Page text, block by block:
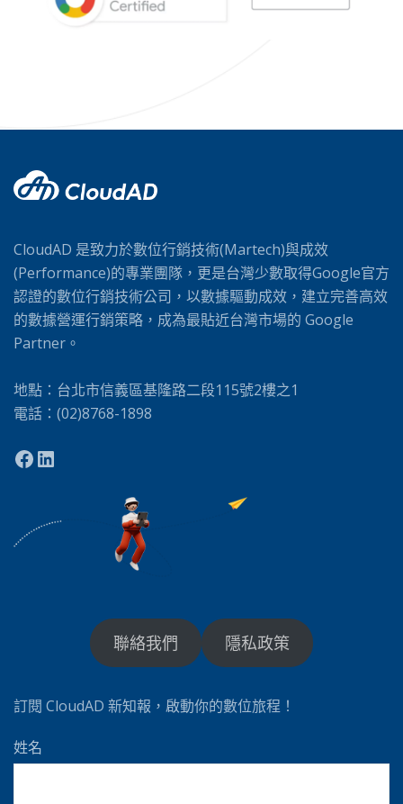
CloudAD 是致力於數位行銷技術(Martech)與成效
(Performance)的專業團隊，更是台灣少數取得Google官方
認證的數位行銷技術公司，以數據驅動成效，建立完善高效
的數據營運行銷策略，成為最貼近台灣市場的 Google
Partner。
地點：台北市信義區基隆路二段115號2樓之1
電話：(02)8768-1898
聯絡我們 隱私政策
訂閱 CloudAD 新知報，啟動你的數位旅程！
姓名